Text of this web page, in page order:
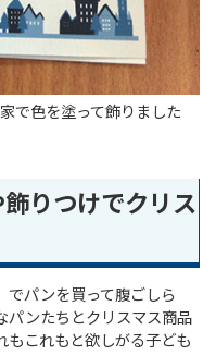
で色を塗って飾りました
りつけでクリス
でパンを買って腹ごしら
パンたちとクリスマス商品
もこれもと欲しがる子ども